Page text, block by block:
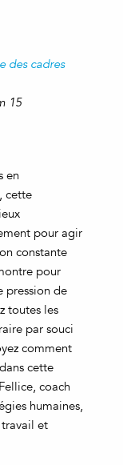
des cadres
15
en
cette
pour agir
constante
pour
pression de
toutes les
par souci
comment
cette
coach
humaines,
et